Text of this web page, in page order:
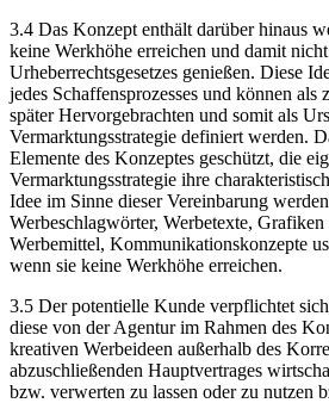
3.4 Das Konzept enthält darüber hinaus
keine Werkhöhe erreichen und damit
Urheberrechtsgesetzes genießen. Diese
jedes Schaffensprozesses und können als
später Hervorgebrachten und somit als
Vermarktungsstrategie definiert werden.
Elemente des Konzeptes geschützt, die
Vermarktungsstrategie ihre
Idee im Sinne dieser Vereinbarung
Werbeschlagwörter, Werbetexte,
Werbemittel, Kommunikationskonzepte
wenn sie keine Werkhöhe erreichen.
3.5 Der potentielle Kunde verpflichtet
diese von der Agentur im Rahmen des
kreativen Werbeideen außerhalb des
abzuschließenden Hauptvertrages
bzw. verwerten zu lassen oder zu nutzen